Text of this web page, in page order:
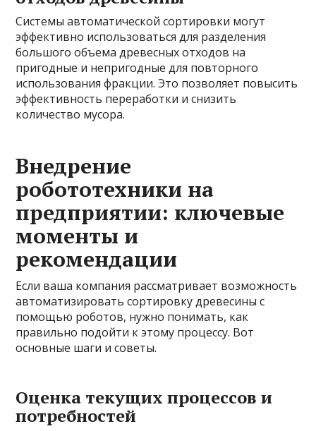
Системы автоматической сортировки могут
эффективно использоваться для разделения
большого объема древесных отходов на
пригодные и непригодные для повторного
использования фракции. Это позволяет повысить
эффективность переработки и снизить
количество мусора.
Внедрение
робототехники на
предприятии: ключевые
моменты и
рекомендации
Если ваша компания рассматривает возможность
автоматизировать сортировку древесины с
помощью роботов, нужно понимать, как
правильно подойти к этому процессу. Вот
основные шаги и советы.
Оценка текущих процессов и
потребностей